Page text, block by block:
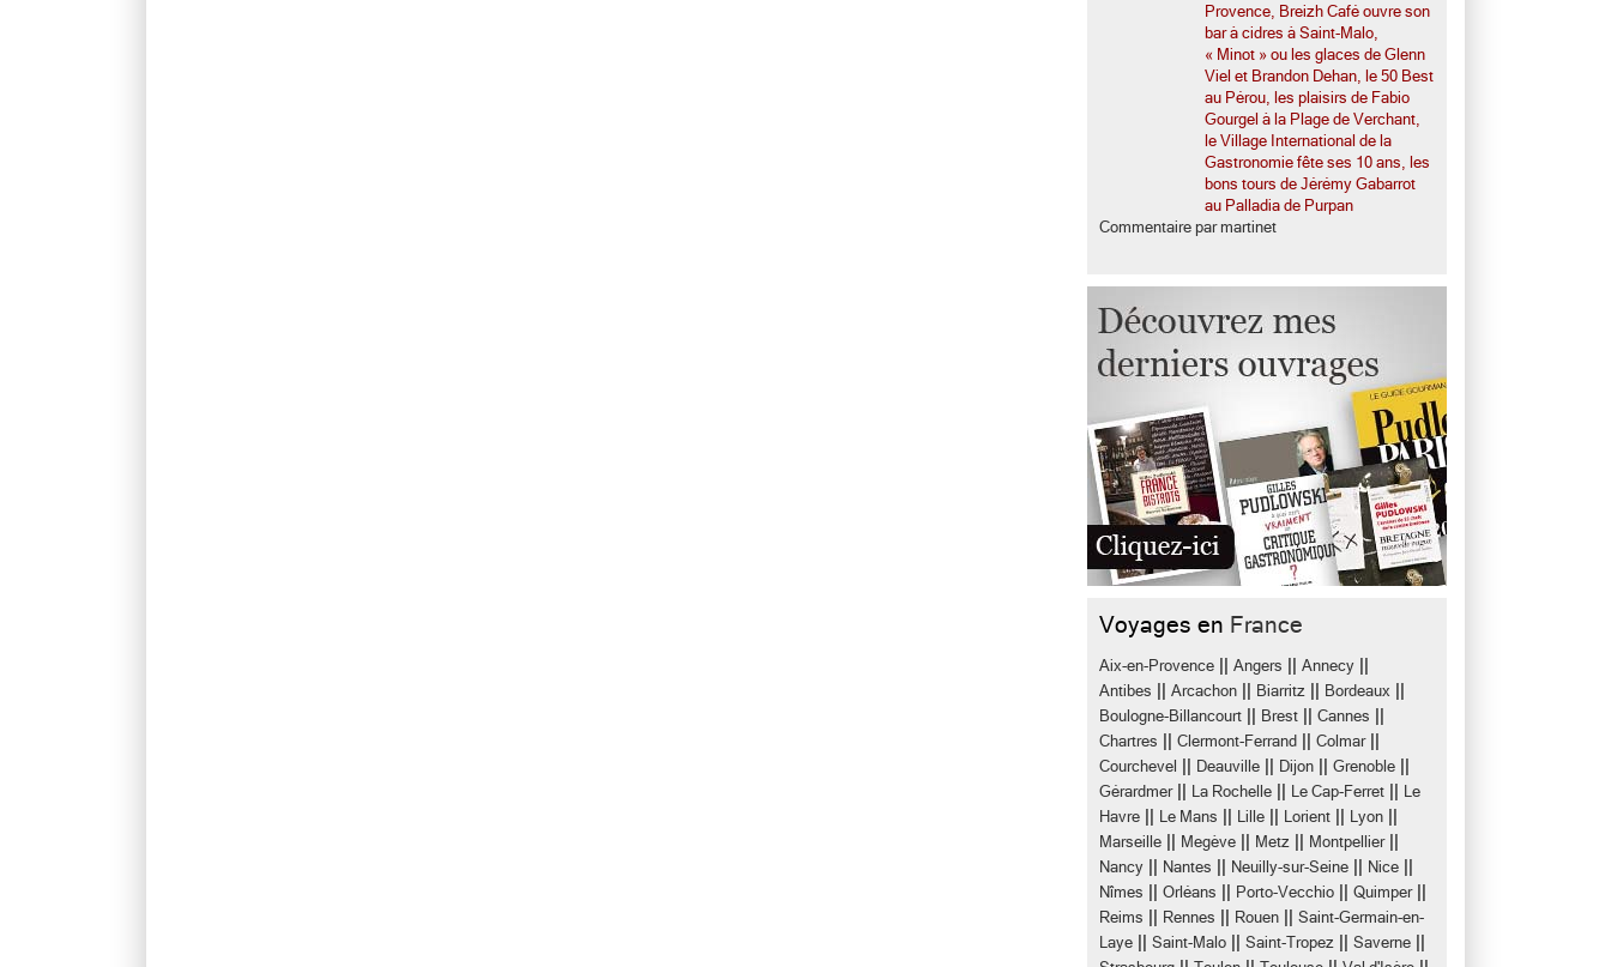
Provence, Breizh Café ouvre son
bar à cidres à Saint-Malo,
« Minot » ou les glaces de Glenn
Viel et Brandon Dehan, le 50 Best
au Pérou, les plaisirs de Fabio
Gourgel à la Plage de Verchant,
le Village International de la
Gastronomie fête ses 10 ans, les
bons tours de Jérémy Gabarrot
au Palladia de Purpan
Commentaire par martinet
Voyages en France
Aix-en-Provence Angers Annecy
Antibes Arcachon Biarritz Bordeaux
Boulogne-Billancourt Brest Cannes
Chartres Clermont-Ferrand Colmar||
Courchevel Deauville Dijon Grenoble
Gérardmer|| La Rochelle Le Cap-Ferret
Le
Havre
Le Mans Lille Lorient Lyon
Marseille Megève Metz Montpellier||
Nancy Nantes Neuilly-sur-Seine Nice
Nîmes Orléans Porto-Vecchio Quimper||
Reims Rennes Rouen
Saint-Germain-en-
Laye
Saint-Malo Saint-Tropez Saverne